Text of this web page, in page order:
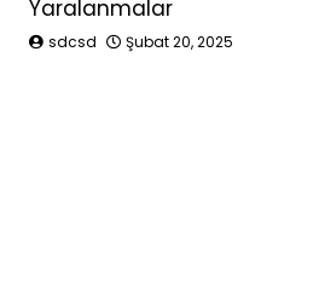
Yaralanmalar
sdcsd Şubat 20, 2025